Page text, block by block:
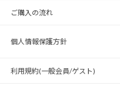
ご購入の流れ
個人情報保護方針
利用規約(一般会員/ゲスト)